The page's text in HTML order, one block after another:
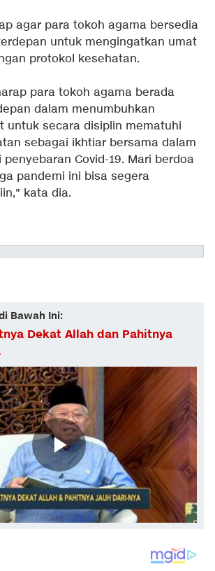
agar para tokoh agama bersedia
untuk mengingatkan umat
protokol kesehatan.
para tokoh agama berada
dalam menumbuhkan
untuk secara disiplin mematuhi
sebagai ikhtiar bersama dalam
Covid-19. Mari berdoa
pandemi ini bisa segera
kata dia.
Bawah Ini:
Dekat Allah dan Pahitnya